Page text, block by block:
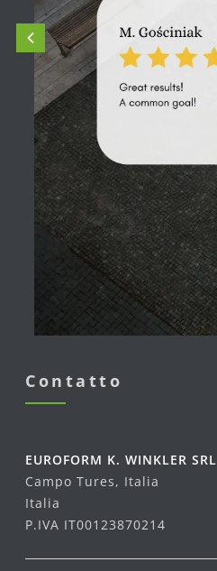
Contatto
EUROFORM K. WINKLER SRL
Campo Tures, Italia
Italia
P.IVA IT00123870214